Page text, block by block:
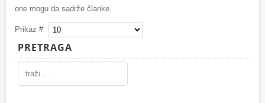
one mogu da sadrže članke.
Prikaz #
PRETRAGA